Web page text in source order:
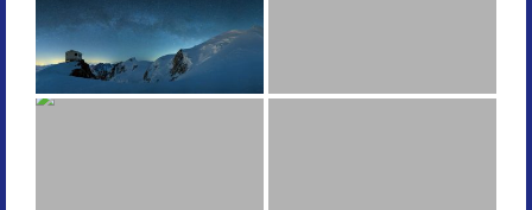
Paysages
Animalier